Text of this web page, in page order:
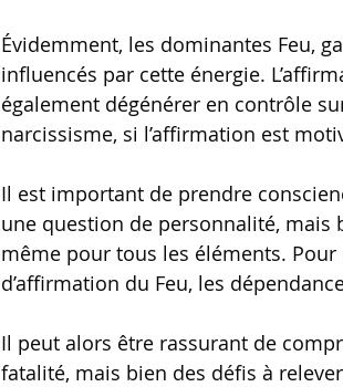
Évidemment, les dominantes Feu,
influencés par cette énergie.
également dégénérer en contrôle
narcissisme, si l’affirmation est
Il est important de prendre
une question de personnalité,
même pour tous les éléments. Pour
d’affirmation du Feu, les
Il peut alors être rassurant de
fatalité, mais bien des défis à